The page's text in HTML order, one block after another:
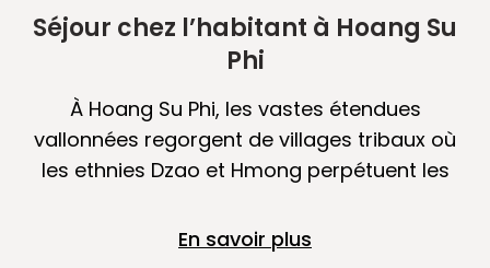
Séjour chez l’habitant à Hoang Su
Phi
À Hoang Su Phi, les vastes étendues
vallonnées regorgent de villages tribaux où
les ethnies Dzao et Hmong perpétuent les
En savoir plus